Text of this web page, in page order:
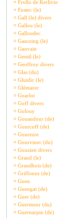
¤ Frollo de Kerlivio
¤ Fustec (le)
¤ Gall (le) divers
¤ Gallou (le)
¤ Galloudec
¤ Gascoing (le)
¤ Gauvain
¤ Gentil (le)
¤ Geoffroy divers
¤ Glas (du)
¤ Gluidic (le)
¤ Glémarec
¤ Goarlot
¤ Goff divers
¤ Golouy
¤ Gouandour (de)
¤ Gourcuff (de)
¤ Gourezre
¤ Gourvinec (du)
¤ Gouzien divers
¤ Grand (le)
¤ Grandbois (de)
¤ Griffonez (de)
¤ Guen
¤ Guengat (de)
¤ Guer (de)
¤ Guermeur (du)
¤ Guernarpin (de)